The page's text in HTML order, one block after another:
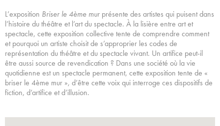
L’exposition Briser le 4ème murprésente des artistes qui puisent dans
l’histoire du théâtre et l’art du spectacle. À la lisière entre art et
spectacle, cette exposition collective tente de comprendre comment
et pourquoi un artiste choisit de s’approprier les codes de
représentation du théâtre et du spectacle vivant. Un artifice peut-il
être aussi source de revendication ? Dans une société où la vie
quotidienne est un spectacle permanent, cette exposition tente de «
briser le 4ème mur », d’être cette voix qui interroge ces dispositifs de
fiction, d’artifice et d’illusion.